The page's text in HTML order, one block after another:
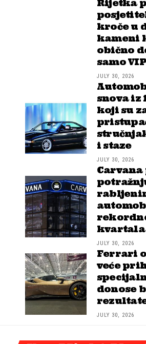
Rijetka
kroče u
kameni
obično
samo
JULY 30, 2026
snova iz
koji su
i staze
JULY 30, 2026
Carvana
kvartala
JULY 30, 2026
Ferrari
veće
donose
JULY 30, 2026